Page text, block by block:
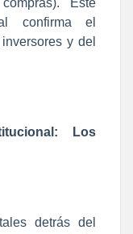
Este
confirma el
y del
Los
detrás del